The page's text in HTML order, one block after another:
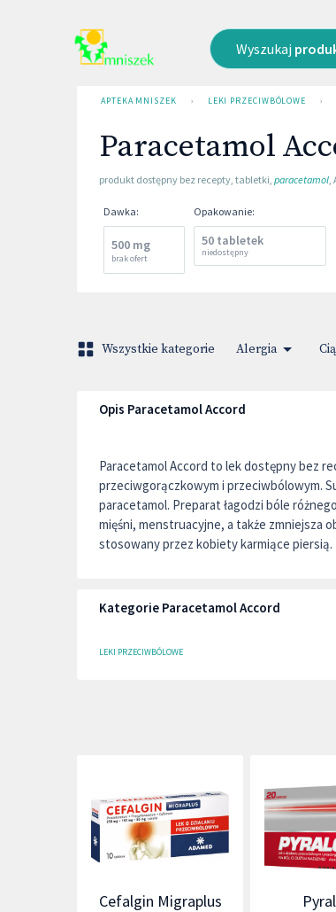
Wyszukaj
APTEKA MNISZEK › LEKI PRZECIWBÓLOWE ›
Paracetamol
produkt dostępny bez recepty, tabletki, paracetamol,
Dawka:
500 mg
brak ofert
Opakowanie:
50 tabletek
niedostępny
Wszystkie kategorie Alergia
Opis Paracetamol Accord
Paracetamol Accord to lek dostępny bez
przeciwgorączkowym i przeciwbólowym.
paracetamol. Preparat łagodzi bóle
mięśni, menstruacyjne, a także zmniejsza
stosowany przez kobiety karmiące piersią.
Kategorie Paracetamol Accord
LEKI PRZECIWBÓLOWE
Cefalgin Migraplus